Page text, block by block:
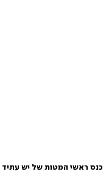
כנס ראשי המטות של יש עתיד